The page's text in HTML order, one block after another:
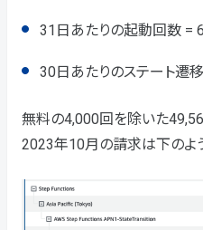
31日あたりの起動回数 =
30日あたりのステート遷
無料の4,000回を除いた
2023年10月の請求は下のよ